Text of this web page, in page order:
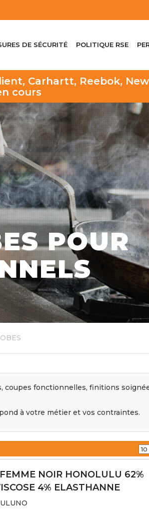
DE SÉCURITÉ POLITIQUE RSE
Carhartt, Reebok,
cours
POUR
fonctionnelles, finitions
à votre métier et vos contraintes.
NOIR HONOLULU 62%
4% ELASTHANNE